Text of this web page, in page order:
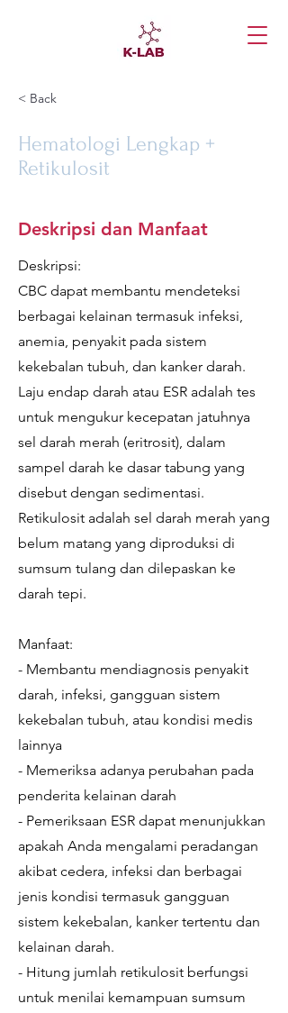
< Back
Hematologi Lengkap +
Retikulosit
Deskripsi dan Manfaat
Deskripsi:
CBC dapat membantu mendeteksi
berbagai kelainan termasuk infeksi,
anemia, penyakit pada sistem
kekebalan tubuh, dan kanker darah.
Laju endap darah atau ESR adalah tes
untuk mengukur kecepatan jatuhnya
sel darah merah (eritrosit), dalam
sampel darah ke dasar tabung yang
disebut dengan sedimentasi.
Retikulosit adalah sel darah merah yang
belum matang yang diproduksi di
sumsum tulang dan dilepaskan ke
darah tepi.
Manfaat:
- Membantu mendiagnosis penyakit
darah, infeksi, gangguan sistem
kekebalan tubuh, atau kondisi medis
lainnya
- Memeriksa adanya perubahan pada
penderita kelainan darah
- Pemeriksaan ESR dapat menunjukkan
apakah Anda mengalami peradangan
akibat cedera, infeksi dan berbagai
jenis kondisi termasuk gangguan
sistem kekebalan, kanker tertentu dan
kelainan darah.
- Hitung jumlah retikulosit berfungsi
untuk menilai kemampuan sumsum